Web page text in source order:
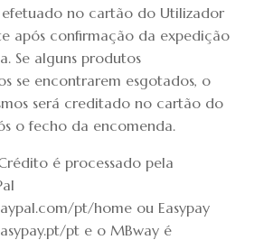
no cartão do Utilizador
após confirmação da expedição
Se alguns produtos
se encontrarem esgotados, o
será creditado no cartão do
o fecho da encomenda.
é processado pela
pt/home ou Easypay
pte o MBway é